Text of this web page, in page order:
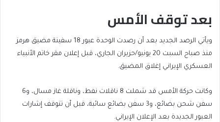
بعد توقف الأمس
ويأتي الرصد الجديد بعد أن رصدت الوحدة عبور 18 سفينة مضيق هرمز
منذ صباح السبت 20 يونيو/حزيران الجاري، قبل إعلان مقر خاتم الأنبياء
العسكري الإيراني إغلاق المضيق.
وكانت حركة الأمس قد شملت 8 ناقلات نفط، وناقلة غاز مسال، و6
سفن شحن بضائع، و3 سفن بضائع سائبة، قبل أن تتوقف إشارات
العبور الجديدة بعد الإعلان الإيراني.